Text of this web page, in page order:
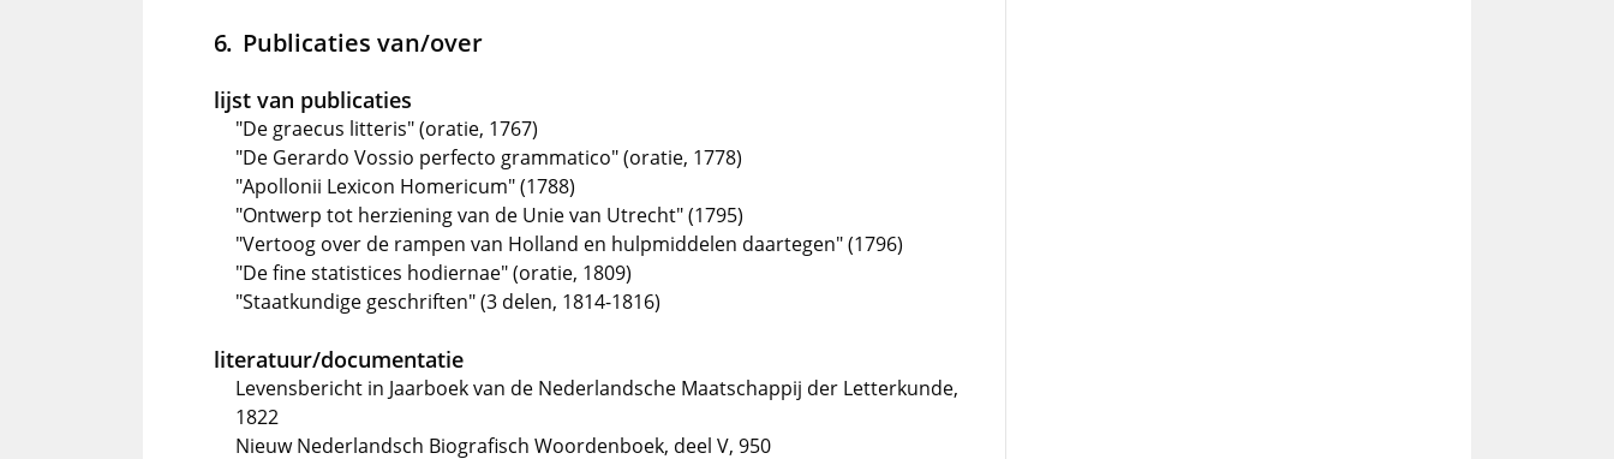
Publicaties van/over
lijst van publicaties
"De graecus litteris" (oratie, 1767)
"De Gerardo Vossio perfecto grammatico" (oratie, 1778)
"Apollonii Lexicon Homericum" (1788)
"Ontwerp tot herziening van de Unie van Utrecht" (1795)
"Vertoog over de rampen van Holland en hulpmiddelen daartegen" (1796)
"De fine statistices hodiernae" (oratie, 1809)
"Staatkundige geschriften" (3 delen, 1814-1816)
literatuur/documentatie
Levensbericht in Jaarboek van de Nederlandsche Maatschappij der Letterkunde,
1822
Nieuw Nederlandsch Biografisch Woordenboek, deel V, 950